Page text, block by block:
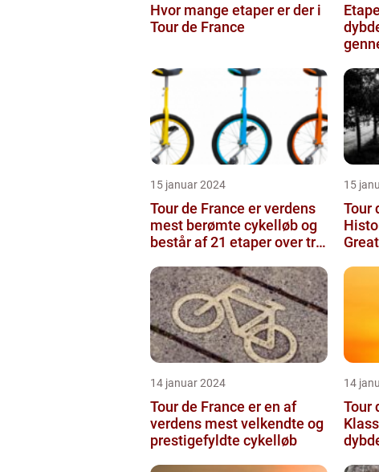
Hvor mange etaper er der i
Tour de France
15 januar 2024
Tour de France er verdens
mest berømte cykelløb og
består af 21 etaper over tre
15
Tour
14 januar 2024
Tour de France er en af
verdens mest velkendte og
prestigefyldte cykelløb
14
Tour